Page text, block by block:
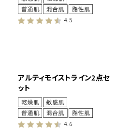
4.5
アルティモイストライン2点セ
ット
4.6